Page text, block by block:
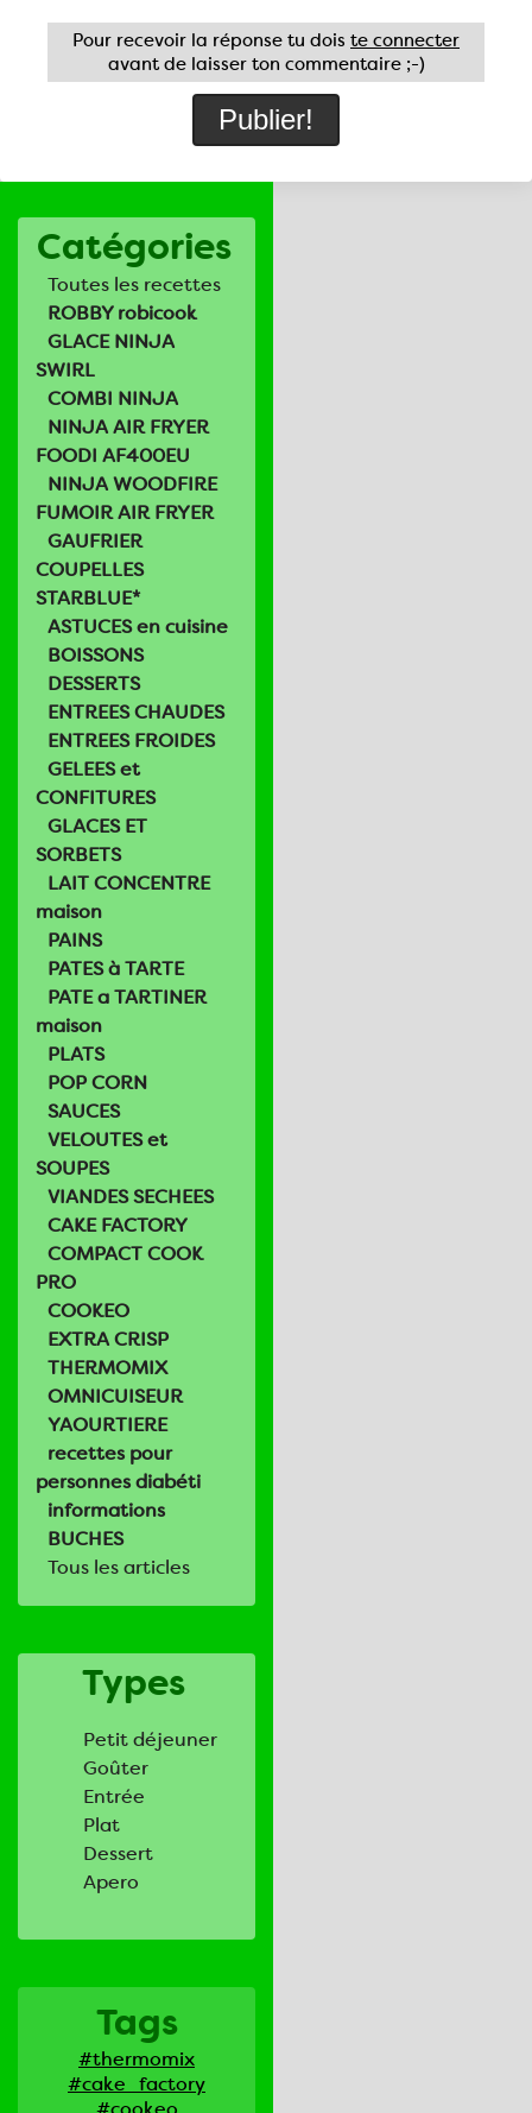
Catégories
Toutes les recettes
ROBBY robicook
GLACE NINJA
SWIRL
COMBI NINJA
NINJA AIR FRYER
FOODI AF400EU
NINJA WOODFIRE
FUMOIR AIR FRYER
GAUFRIER
COUPELLES
STARBLUE*
ASTUCES en cuisine
BOISSONS
DESSERTS
ENTREES CHAUDES
ENTREES FROIDES
GELEES et
CONFITURES
GLACES ET
SORBETS
LAIT CONCENTRE
maison
PAINS
PATES à TARTE
PATE a TARTINER
maison
PLATS
POP CORN
SAUCES
VELOUTES et
SOUPES
VIANDES SECHEES
CAKE FACTORY
COMPACT COOK
PRO
COOKEO
EXTRA CRISP
THERMOMIX
OMNICUISEUR
YAOURTIERE
recettes pour
personnes diabéti
informations
BUCHES
Tous les articles
Types
Petit déjeuner
Goûter
Entrée
Plat
Dessert
Apero
Tags
#thermomix
#cake_factory
Pour recevoir la réponse tu dois te connecter
avant de laisser ton commentaire ;-)